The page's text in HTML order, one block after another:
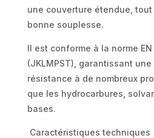
une couverture étendue,
bonne souplesse.
Il est conforme à la norme EN
(JKLMPST), garantissant
résistance à de nombreux
que les hydrocarbures,
bases.
Caractéristiques techniques